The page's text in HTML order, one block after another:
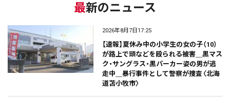
最新のニュース
2026年8月7日17:25
【速報】夏休み中の小学生の女の子（10）
が路上で頭などを殴られる被害＿黒マス
ク・サングラス・黒パーカー姿の男が逃
走中＿暴行事件として警察が捜査〈北海
道苫小牧市〉